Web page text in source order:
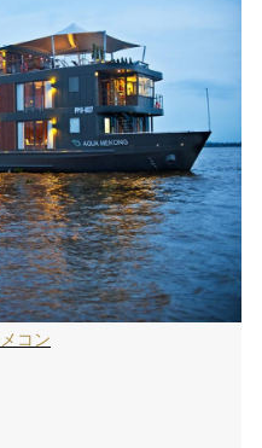
コン